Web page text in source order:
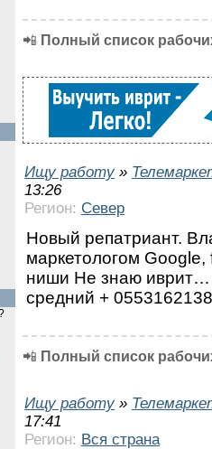
📲 Полный список
Ищу работу »
13:26
Регион: Север
Новый репатриант.
маркетологом
ниши Не знаю иврит…
средний + 0553162138
📲 Полный список
Ищу работу »
17:41
Регион: Вся страна